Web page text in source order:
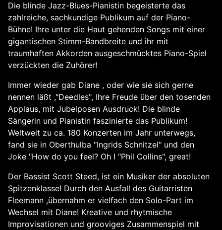
Die blinde Jazz-Blues-Pianistin begeisterte das
zahlreiche, sachkundige Publikum auf der Piano-
Bühne! Ihre unter die Haut gehenden Songs mit einer
gigantischen Stimm-Bandbreite und ihr mit
traumhaften Akkorden ausgeschmücktes Piano-Spiel
verzückten die Zuhörer!
Immer wieder gab Diane , oder wie sie sich gerne
nennen läßt ,"Deedles", Ihre Freude über den tosenden
Applaus, mit Jubelposen Ausdruck! Die blinde
Sängerin und Pianistin faszinierte das Publikum!
Weltweit zu ca. 180 Konzerten im Jahr unterwegs,
fand sie in Oberthulba "Ingrids Schnitzel" und den
Joke "How do you feel? Oh I "Phil Collins", great!
Der Bassist Scott Steed, ist ein Musiker der absoluten
Spitzenklasse! Durch den Ausfall des Guitarristen
Fleemann ,übernahm er vielfach den Solo-Part im
Wechsel mit Diane! Kreative und rhytmische
Improvisationen und grooviges Zusammenspiel mit